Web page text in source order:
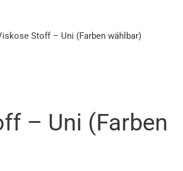
Stoff – Uni (Farben wählbar)
– Uni (Farben